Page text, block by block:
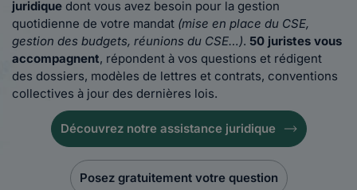
juridique dont vous avez besoin pour la gestion
quotidienne de votre mandat (mise en place du CSE,
gestion des budgets, réunions du CSE…). 50 juristes vous
accompagnent, répondent à vos questions et rédigent
des dossiers, modèles de lettres et contrats, conventions
collectives à jour des dernières lois.
Découvrez notre assistance juridique
Posez gratuitement votre question